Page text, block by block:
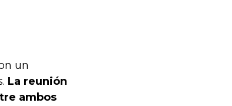
un
La reunión
ambos